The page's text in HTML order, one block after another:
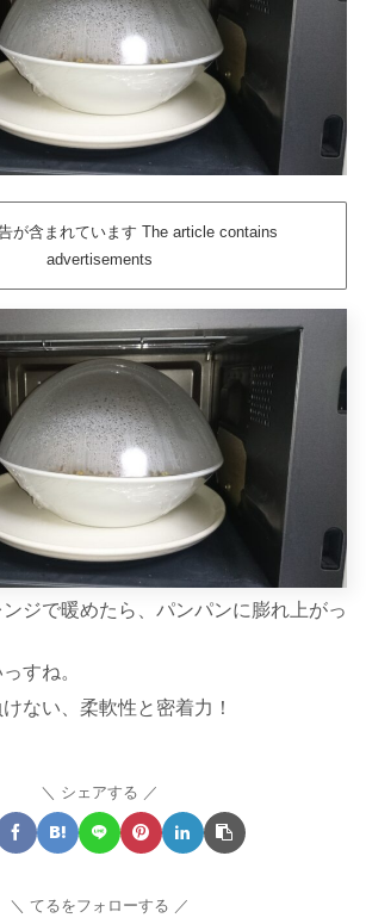
が含まれています The article contains
advertisements
ジで暖めたら、パンパンに膨れ上がっ
すね。
ない、柔軟性と密着力！
シェアする
てるをフォローする